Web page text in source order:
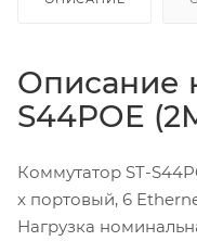
Описание
S44POE
Коммутатор ST-
х портовый, 6
Нагрузка